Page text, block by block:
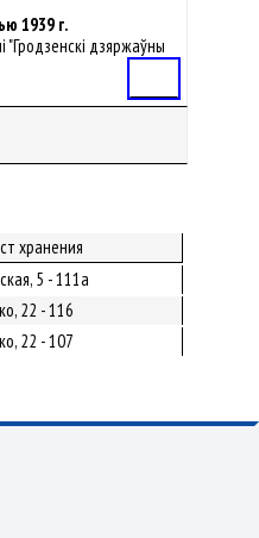
1939 г.
"Гродзенскі дзяржаўны
хранения
5 - 111а
22 - 116
22 - 107